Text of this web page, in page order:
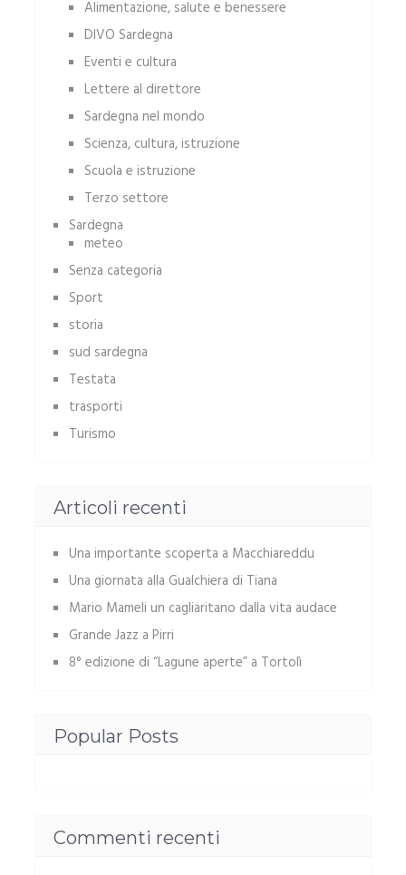
Alimentazione, salute e benessere
DIVO Sardegna
Eventi e cultura
Lettere al direttore
Sardegna nel mondo
Scienza, cultura, istruzione
Scuola e istruzione
Terzo settore
Sardegna
meteo
Senza categoria
Sport
storia
sud sardegna
Testata
trasporti
Turismo
Articoli recenti
Una importante scoperta a Macchiareddu
Una giornata alla Gualchiera di Tiana
Mario Mameli un cagliaritano dalla vita audace
Grande Jazz a Pirri
8° edizione di “Lagune aperte” a Tortolì
Popular Posts
Commenti recenti